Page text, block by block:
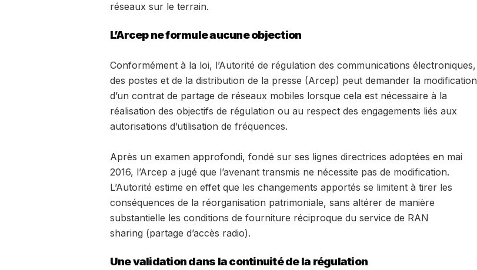
réseaux sur le terrain.
L’Arcep ne formule aucune objection
Conformément à la loi, l’Autorité de régulation des communications électroniques,
des postes et de la distribution de la presse (Arcep) peut demander la modification
d’un contrat de partage de réseaux mobiles lorsque cela est nécessaire à la
réalisation des objectifs de régulation ou au respect des engagements liés aux
autorisations d’utilisation de fréquences.
Après un examen approfondi, fondé sur ses lignes directrices adoptées en mai
2016, l’Arcep a jugé que l’avenant transmis ne nécessite pas de modification.
L’Autorité estime en effet que les changements apportés se limitent à tirer les
conséquences de la réorganisation patrimoniale, sans altérer de manière
substantielle les conditions de fourniture réciproque du service de RAN
sharing (partage d’accès radio).
Une validation dans la continuité de la régulation